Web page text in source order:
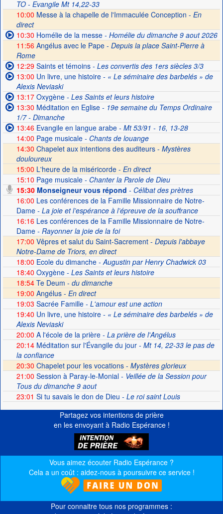
TO - Evangile Mt 14,22-33
10:00 Messe à la chapelle de l'Immaculée Conception - En
direct
10:30 Homélie de la messe- Homélie du dimanche 9 aout 2026
11:56 Angélus avec le Pape - Depuis la place Saint-Pierre à
Rome
12:29Saints et témoins- Les convertis des 1ers siècles 3/3
13:00 Un livre, une histoire- « Le séminaire des barbelés » de
Alexis Neviaski
13:17Oxygène- Les Saints et leurs histoire
13:30 Méditation en Eglise- 19e semaine du Temps Ordinaire
1/7 - Dimanche
13:46Evangile en langue arabe- Mt 53/91 - 16, 13-28
14:00 Page musicale- Chants de louange
14:30 Chapelet aux intentions des auditeurs - Mystères
douloureux
15:00 L'heure de la miséricorde - En direct
15:10 Page musicale- Chanter la Parole de Dieu
15:30Monseigneur vous répond - Célibat des prètres
16:00 Les conférences de la Famille Missionnaire de Notre-
Dame- La joie et l’espérance à l’épreuve de la souffrance
16:16Les conférences de la Famille Missionnaire de Notre-
Dame- Rayonner la joie de la foi
17:00 Vêpres et salut du Saint-Sacrement - Depuis l'abbaye
Notre-Dame de Triors, en direct
18:00 Ecole du dimanche- Augustin par Henry Chadwick 03
18:40 Oxygène- Les Saints et leurs histoire
18:54Te Deum - du dimanche
19:00 Angélus - En direct
19:03 Sacrée Famille- L'amour est une action
19:40 Un livre, une histoire- « Le séminaire des barbelés » de
Alexis Neviaski
20:00 A l'école de la prière- La prière de l'Angélus
20:14Méditation sur l'Évangile du jour- Mt 14, 22-33 le pas de
la confiance
20:30 Chapelet pour les vocations - Mystères glorieux
21:00 Session à Paray-le-Monial- Veillée de la Session pour
Tous du dimanche 9 aout
23:01 Si tu savais le don de Dieu - Le roi saint Louis
Partagez vos intentions de prière
en les envoyant à Radio Espérance !
Vous aimez écouter Radio Espérance ?
Cela a un coût : aidez-nous à poursuivre ce service !
Pour connaitre tous nos programmes :